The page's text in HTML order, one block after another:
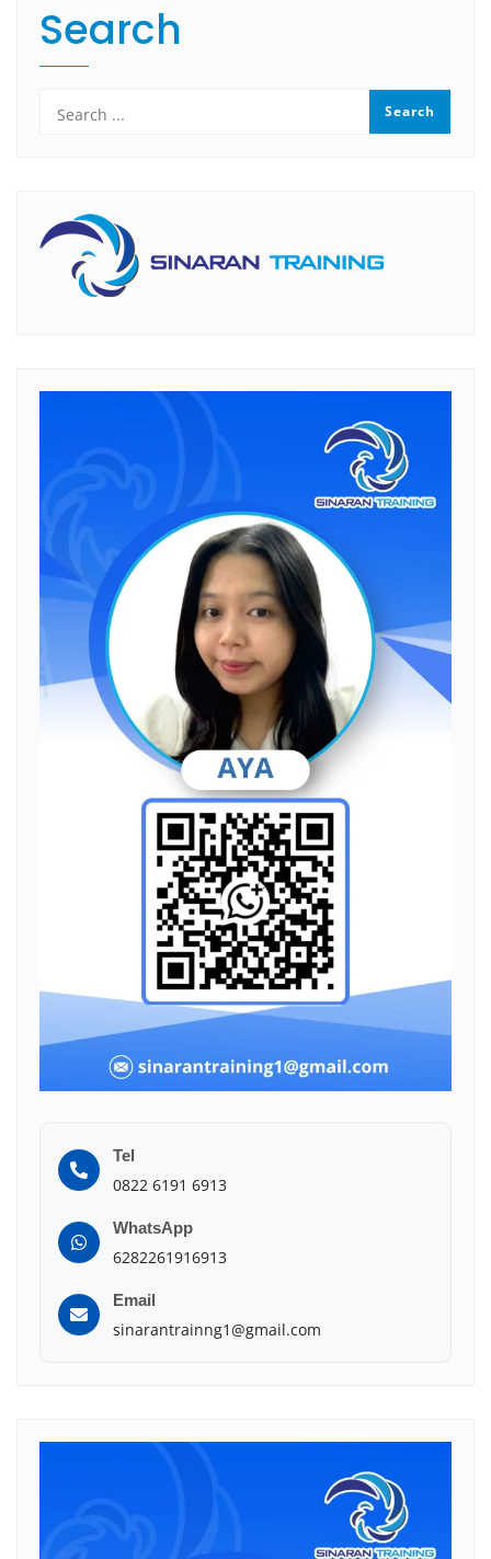
Search
Tel
0822 6191 6913
WhatsApp
6282261916913
Email
sinarantrainng1@gmail.com